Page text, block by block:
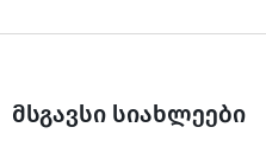
მსგავსი სიახლეები